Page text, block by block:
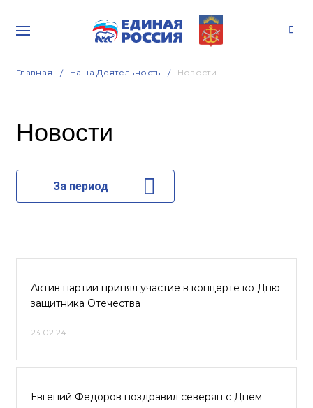
Главная Наша Деятельность Новости
Новости
За период
Актив партии принял участие в концерте ко Дню
защитника Отечества
23.02.24
Евгений Федоров поздравил северян с Днем